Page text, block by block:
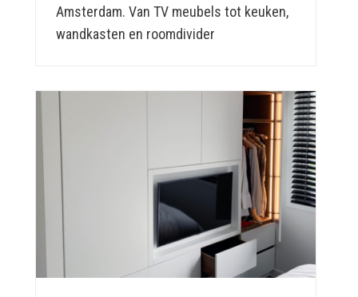
Amsterdam. Van TV meubels tot keuken,
wandkasten en roomdivider